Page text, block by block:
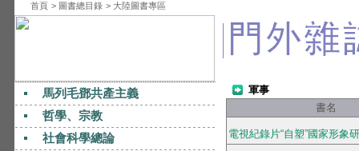
首頁 > 圖書總目錄 > 大陸圖書專區
馬列毛鄧共產主義
哲學、宗教
社會科學總論
軍事
書名
電視紀錄片“自塑”國家形象